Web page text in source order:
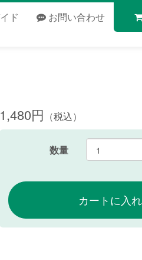
ド お問い合わせ
1,480円 （税込）
数量